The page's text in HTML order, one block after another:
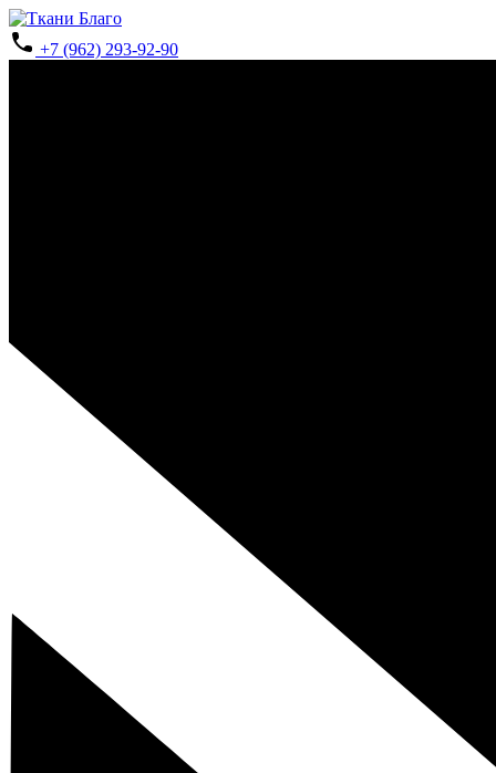
+7 (962) 293-92-90